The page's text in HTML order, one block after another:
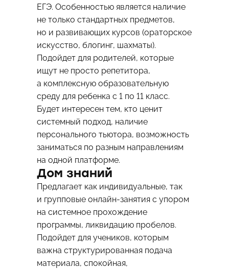
ЕГЭ. Особенностью является наличие
не только стандартных предметов,
но и развивающих курсов (ораторское
искусство, блогинг, шахматы).
Подойдет для родителей, которые
ищут не просто репетитора,
а комплексную образовательную
среду для ребенка с 1 по 11 класс.
Будет интересен тем, кто ценит
системный подход, наличие
персонального тьютора, возможность
заниматься по разным направлениям
на одной платформе.
Дом знаний
Предлагает как индивидуальные, так
и групповые онлайн-занятия с упором
на системное прохождение
программы, ликвидацию пробелов.
Подойдет для учеников, которым
важна структурированная подача
материала, спокойная,